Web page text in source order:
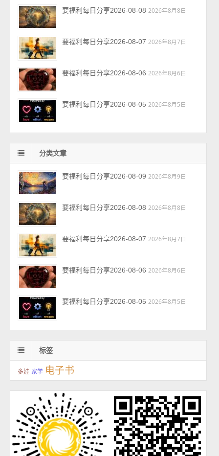
要福利每日分享2026-08-08 2026年8月8日
要福利每日分享2026-08-07 2026年8月7日
要福利每日分享2026-08-06 2026年8月6日
要福利每日分享2026-08-05 2026年8月5日
分类文章
要福利每日分享2026-08-09 2026年8月9日
要福利每日分享2026-08-08 2026年8月8日
要福利每日分享2026-08-07 2026年8月7日
要福利每日分享2026-08-06 2026年8月6日
要福利每日分享2026-08-05 2026年8月5日
标签
多娃 家学 电子书